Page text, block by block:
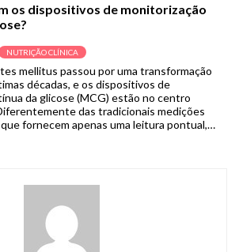
os dispositivos de monitorização
NUTRIÇÃO CLÍNICA
mellitus passou por uma transformação
décadas, e os dispositivos de
da glicose (MCG) estão no centro
das tradicionais medições
fornecem apenas uma leitura pontual,